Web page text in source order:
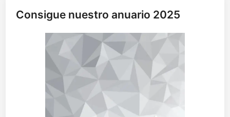
Consigue nuestro anuario 2025